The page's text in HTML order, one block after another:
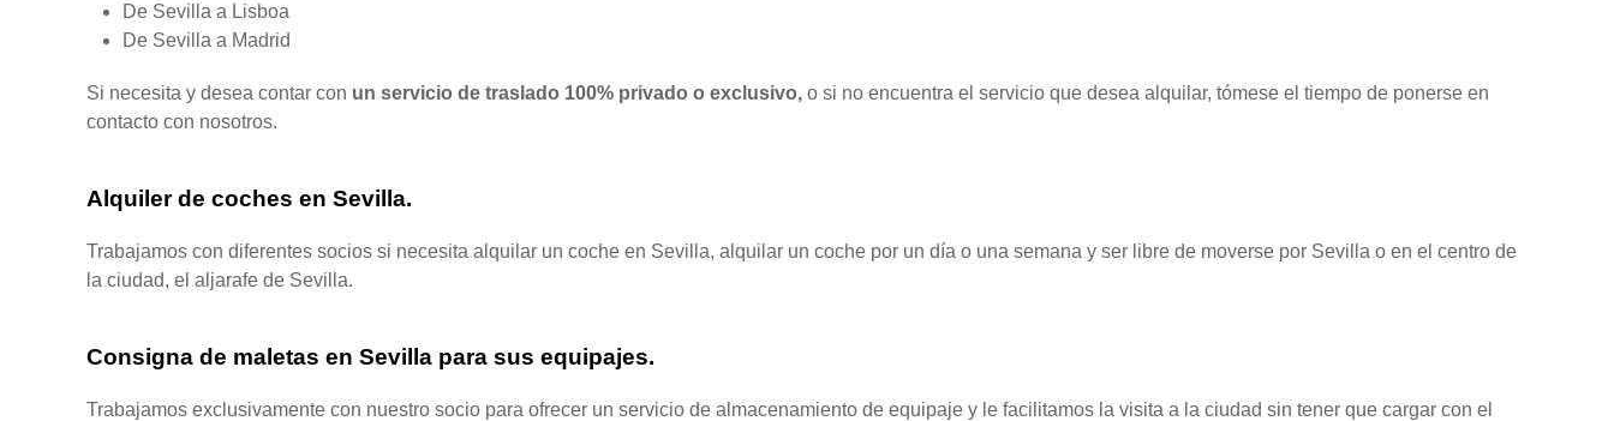
De Sevilla a Lisboa
De Sevilla a Madrid
Si necesita y desea contar con un servicio de traslado 100% privado o exclusivo, o si no encuentra el servicio que desea alquilar, tómese el tiempo de ponerse en
contacto con nosotros.
Alquiler de coches en Sevilla.
Trabajamos con diferentes socios si necesita alquilar un coche en Sevilla, alquilar un coche por un día o una semana y ser libre de moverse por Sevilla o en el centro de
la ciudad, el aljarafe de Sevilla.
Consigna de maletas en Sevilla para sus equipajes.
Trabajamos exclusivamente con nuestro socio para ofrecer un servicio de almacenamiento de equipaje y le facilitamos la visita a la ciudad sin tener que cargar con el